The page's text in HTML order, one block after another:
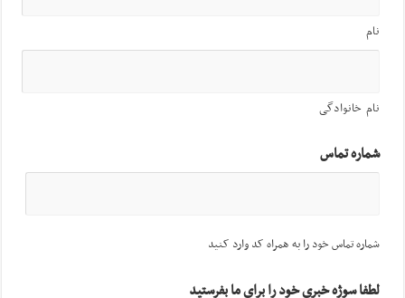
نام
نام خانوادگی
شماره تماس
شماره تماس خود را به همراه کد وارد کنید
لطفا سوژه خبری خود را برای ما بفرستید